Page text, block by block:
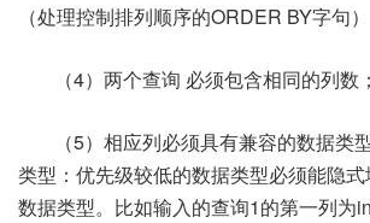
（处理控制排列顺序的ORDER BY字句）
（4）两个查询 必须包含相同的列数；
（5）相应列必须具有兼容的数据类
类型：优先级较低的数据类型必须能隐
数据类型。比如输入的查询1的第一列为